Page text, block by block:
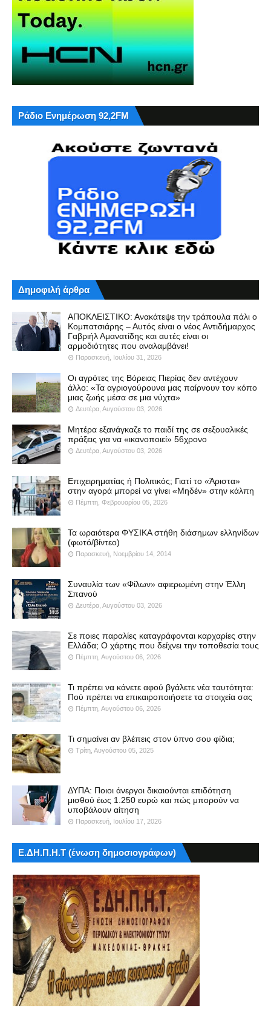
Ράδιο Ενημέρωση 92,2FM
Δημοφιλή άρθρα
ΑΠΟΚΛΕΙΣΤΙΚΟ: Ανακάτεψε την τράπουλα πάλι ο
Κομπατσιάρης – Αυτός είναι ο νέος Αντιδήμαρχος
Γαβριήλ Αμανατίδης και αυτές είναι οι
αρμοδιότητες που αναλαμβάνει!
Παρασκευή, Ιουλίου 31, 2026
Οι αγρότες της Βόρειας Πιερίας δεν αντέχουν
άλλο: «Τα αγριογούρουνα μας παίρνουν τον κόπο
μιας ζωής μέσα σε μια νύχτα»
Δευτέρα, Αυγούστου 03, 2026
Μητέρα εξανάγκαζε το παιδί της σε σεξουαλικές
πράξεις για να «ικανοποιεί» 56χρονο
Δευτέρα, Αυγούστου 03, 2026
Επιχειρηματίας ή Πολιτικός; Γιατί το «Άριστα»
στην αγορά μπορεί να γίνει «Μηδέν» στην κάλπη
Πέμπτη, Φεβρουαρίου 05, 2026
Τα ωραιότερα ΦΥΣΙΚΑ στήθη διάσημων ελληνίδων
(φωτό/βίντεο)
Παρασκευή, Νοεμβρίου 14, 2014
Συναυλία των «Φίλων» αφιερωμένη στην Έλλη
Σπανού
Δευτέρα, Αυγούστου 03, 2026
Σε ποιες παραλίες καταγράφονται καρχαρίες στην
Ελλάδα; Ο χάρτης που δείχνει την τοποθεσία τους
Πέμπτη, Αυγούστου 06, 2026
Τι πρέπει να κάνετε αφού βγάλετε νέα ταυτότητα:
Πού πρέπει να επικαιροποιήσετε τα στοιχεία σας
Πέμπτη, Αυγούστου 06, 2026
Τι σημαίνει αν βλέπεις στον ύπνο σου φίδια;
Τρίτη, Αυγούστου 05, 2025
ΔΥΠΑ: Ποιοι άνεργοι δικαιούνται επιδότηση
μισθού έως 1.250 ευρώ και πώς μπορούν να
υποβάλουν αίτηση
Παρασκευή, Ιουλίου 17, 2026
Ε.ΔΗ.Π.Η.Τ (ένωση δημοσιογράφων)